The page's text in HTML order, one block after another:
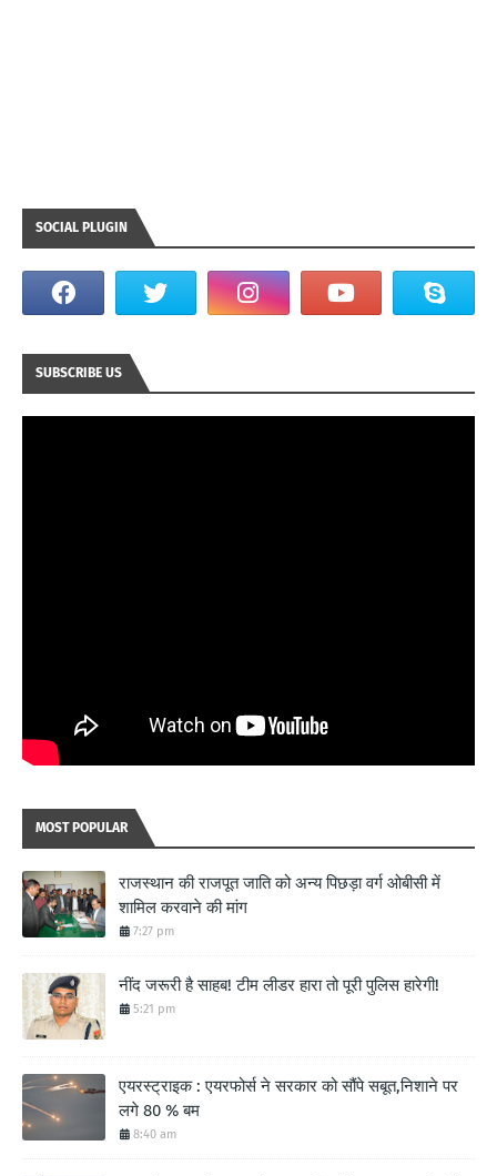
SOCIAL PLUGIN
SUBSCRIBE US
MOST POPULAR
राजस्थान की राजपूत जाति को अन्य पिछड़ा वर्ग ओबीसी में
शामिल करवाने की मांग
7:27 pm
नींद जरूरी है साहब! टीम लीडर हारा तो पूरी पुलिस हारेगी!
5:21 pm
एयरस्ट्राइक : एयरफोर्स ने सरकार को सौंपे सबूत,निशाने पर
लगे 80 % बम
8:40 am